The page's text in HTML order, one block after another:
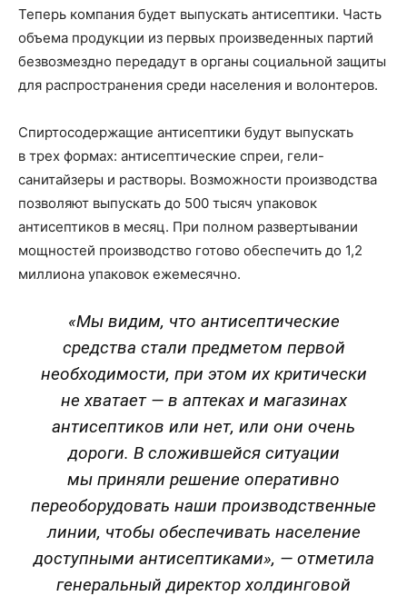
Теперь компания будет выпускать антисептики. Часть
объема продукции из первых произведенных партий
безвозмездно передадут в органы социальной защиты
для распространения среди населения и волонтеров.
Спиртосодержащие антисептики будут выпускать
в трех формах: антисептические спреи, гели-
санитайзеры и растворы. Возможности производства
позволяют выпускать до 500 тысяч упаковок
антисептиков в месяц. При полном развертывании
мощностей производство готово обеспечить до 1,2
миллиона упаковок ежемесячно.
«Мы видим, что антисептические
средства стали предметом первой
необходимости, при этом их критически
не хватает — в аптеках и магазинах
антисептиков или нет, или они очень
дороги. В сложившейся ситуации
мы приняли решение оперативно
переоборудовать наши производственные
линии, чтобы обеспечивать население
доступными антисептиками», — отметила
генеральный директор холдинговой